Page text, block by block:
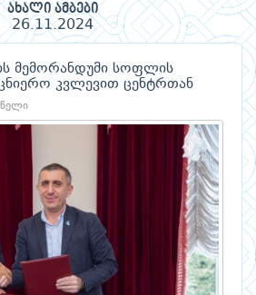
ახალი ამბები
26.11.2024
მემორანდუმი სოფლის
კვლევით ცენტრთან